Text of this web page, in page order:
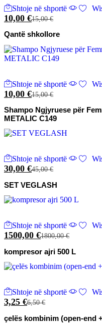
Shtoje në shportë
10,00 €15,00€
Qantë shkollore
Shtoje në shportë
10,00 €15,00€
Shampo Ngjyruese për
METALIC C149
Shtoje në shportë
30,00 €45,00€
SET VEGLASH
Shtoje në shportë
1500,00 €1800,00€
kompresor ajri 500 L
Shtoje në shportë
3,25 €6,50€
çelës kombinim (open-end